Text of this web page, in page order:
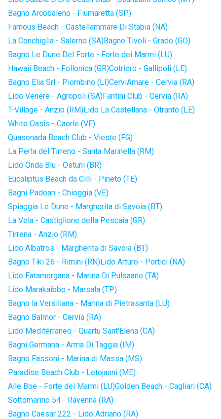
Bagno Arcobaleno - Fiumaretta (SP)
Famous Beach - Castellammare Di Stabia (NA)
La Conchiglia - Salerno (SA)Bagno Tivoli - Grado (GO)
Bagno Le Dune Del Forte - Forte dei Marmi (LU)
Hawaii Beach - Follonica (GR)Cotriero - Gallipoli (LE)
Bagno Elia Srl - Piombino (LI)CerviAmare - Cervia (RA)
Lido Venere - Agropoli (SA)Fantini Club - Cervia (RA)
T-Village - Anzio (RM)Lido La Castellana - Otranto (LE)
White Oasis - Caorle (VE)
Quasenada Beach Club - Vieste (FG)
La Perla del Tirreno - Santa Marinella (RM)
Lido Onda Blu - Ostuni (BR)
Eucaliptus Beach da Cilli - Pineto (TE)
Bagni Padoan - Chioggia (VE)
Spiaggia Le Dune - Margherita di Savoia (BT)
La Vela - Castiglione della Pescaia (GR)
Tirrena - Anzio (RM)
Lido Albatros - Margherita di Savoia (BT)
Bagno Tiki 26 - Rimini (RN)Lido Arturo - Portici (NA)
Lido Fatamorgana - Marina Di Pulsaano (TA)
Lido Marakaibbo - Marsala (TP)
Bagno la Versiliana - Marina di Pietrasanta (LU)
Bagno Balmor - Cervia (RA)
Lido Mediterraneo - Quartu Sant'Elena (CA)
Bagni Germana - Arma Di Taggia (IM)
Bagno Fassoni - Marina di Massa (MS)
Paradise Beach Club - Letojanni (ME)
Alle Boe - Forte dei Marmi (LU)Golden Beach - Cagliari (CA)
Sottomarino 54 - Ravenna (RA)
Bagno Caesar 222 - Lido Adriano (RA)